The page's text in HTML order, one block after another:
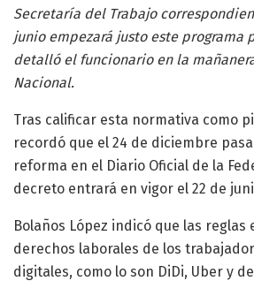
Secretaría del Trabajo
junio empezará justo este programa
detalló el funcionario en la
Nacional.
Tras calificar esta normativa como
recordó que el 24 de diciembre
reforma en el Diario Oficial de la
decreto entrará en vigor el 22 de
Bolaños López indicó que las reglas
derechos laborales de los
digitales, como lo son DiDi, Uber y